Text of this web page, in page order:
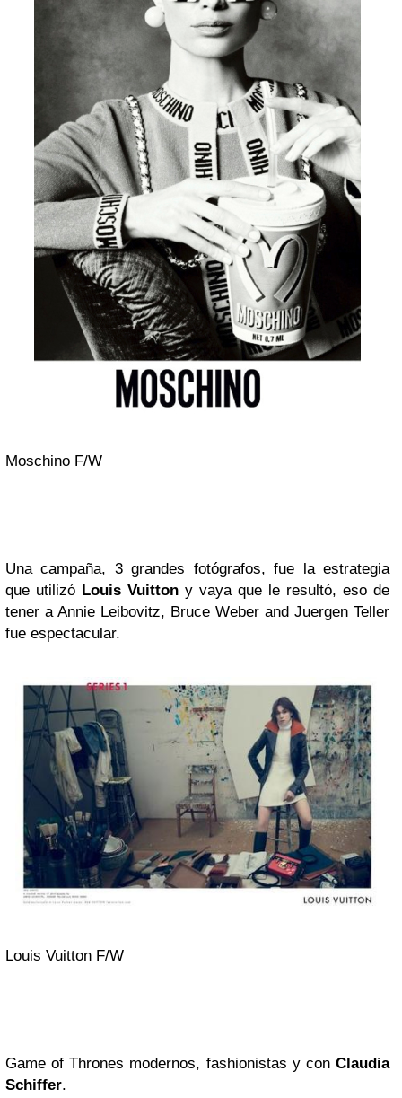
Moschino F/W
Una campaña, 3 grandes fotógrafos, fue la estrategia
que utilizó Louis Vuitton y vaya que le resultó, eso de
tener a Annie Leibovitz, Bruce Weber and Juergen Teller
fue espectacular.
Louis Vuitton F/W
Game of Thrones modernos, fashionistas y con Claudia
Schiffer.